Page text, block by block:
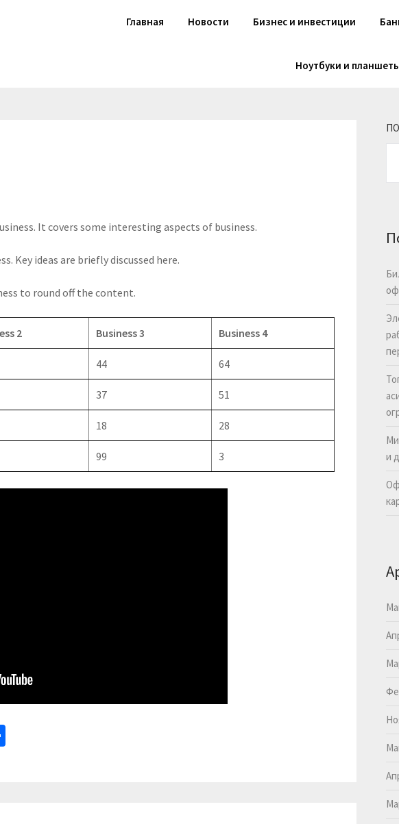
Главная Новости Бизнес и инвестиции
Ноутбуки и
It covers some interesting aspects of business.
Key ideas are briefly discussed here.
to round off the content.
2 Business 3 Business 4
44 64
37 51
18 28
99 3
и